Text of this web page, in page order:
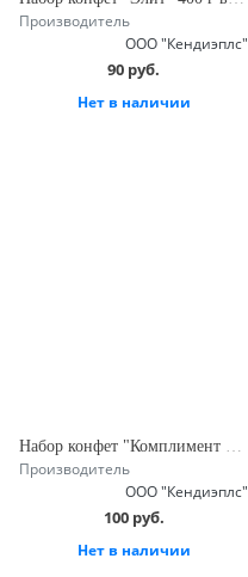
Производитель
ООО "Кендиэплс"
90 руб.
Нет в наличии
Производитель
ООО "Кендиэплс"
100 руб.
Нет в наличии